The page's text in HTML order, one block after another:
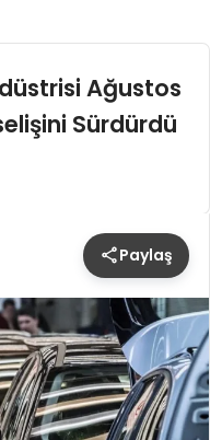
Ağustos
Sürdürdü
Paylaş